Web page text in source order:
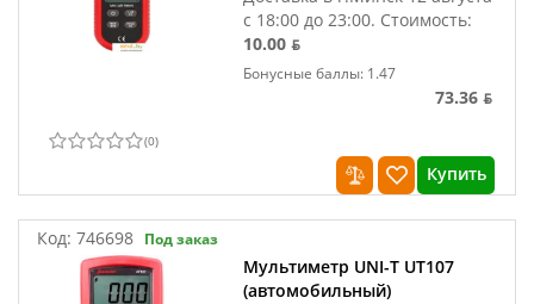
с 18:00 до 23:00. Стоимость:
10.00 ƃ
Бонусные баллы: 1.47
73.36 ƃ
(0)
Купить
Код: 746698 Под заказ
Мультиметр UNI-T UT107
(автомобильный)